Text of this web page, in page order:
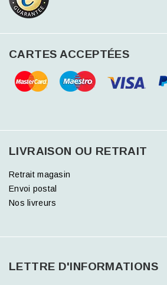
CARTES ACCEPTÉES
LIVRAISON OU RETRAIT
Retrait magasin
Envoi postal
Nos livreurs
LETTRE D'INFORMATIONS